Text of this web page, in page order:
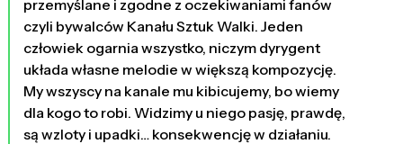
przemyślane i zgodne z oczekiwaniami fanów
czyli bywalców Kanału Sztuk Walki. Jeden
człowiek ogarnia wszystko, niczym dyrygent
układa własne melodie w większą kompozycję.
My wszyscy na kanale mu kibicujemy, bo wiemy
dla kogo to robi. Widzimy u niego pasję, prawdę,
są wzloty i upadki… konsekwencję w działaniu.